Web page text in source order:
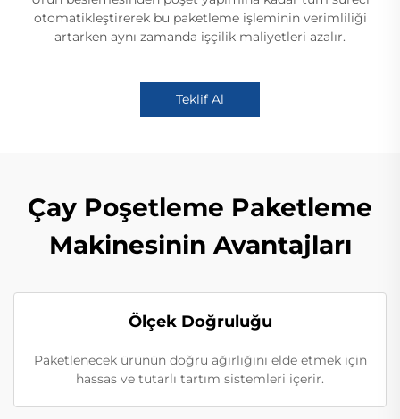
otomatikleştirerek bu paketleme işleminin verimliliği
artarken aynı zamanda işçilik maliyetleri azalır.
Teklif Al
Çay Poşetleme Paketleme
Makinesinin Avantajları
Ölçek Doğruluğu
Paketlenecek ürünün doğru ağırlığını elde etmek için
hassas ve tutarlı tartım sistemleri içerir.